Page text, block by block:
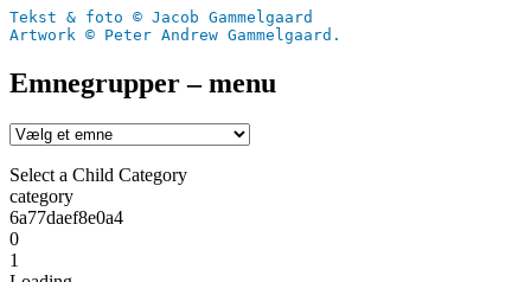
Tekst & foto © Jacob Gammelgaard
Artwork © Peter Andrew Gammelgaard.
Emnegrupper – menu
Select a Child Category
category
6a77daef8e0a4
0
1